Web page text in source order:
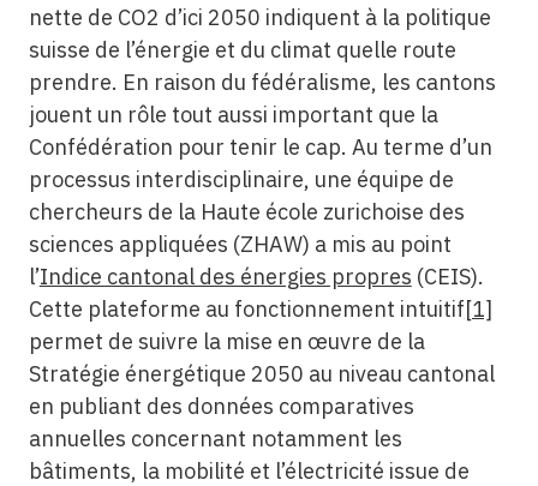
nette de CO2 d’ici 2050 indiquent à la politique
suisse de l’énergie et du climat quelle route
prendre. En raison du fédéralisme, les cantons
jouent un rôle tout aussi important que la
Confédération pour tenir le cap. Au terme d’un
processus interdisciplinaire, une équipe de
chercheurs de la Haute école zurichoise des
sciences appliquées (ZHAW) a mis au point
l’Indice cantonal des énergies propres (CEIS).
Cette plateforme au fonctionnement intuitif[1]
permet de suivre la mise en œuvre de la
Stratégie énergétique 2050 au niveau cantonal
en publiant des données comparatives
annuelles concernant notamment les
bâtiments, la mobilité et l’électricité issue de